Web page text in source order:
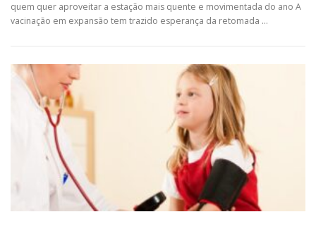
quem quer aproveitar a estação mais quente e movimentada do ano A
vacinação em expansão tem trazido esperança da retomada …